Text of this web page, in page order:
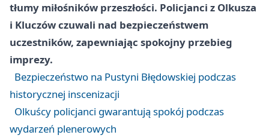
tłumy miłośników przeszłości. Policjanci z Olkusza
i Kluczów czuwali nad bezpieczeństwem
uczestników, zapewniając spokojny przebieg
imprezy.
Bezpieczeństwo na Pustyni Błędowskiej podczas
historycznej inscenizacji
Olkuścy policjanci gwarantują spokój podczas
wydarzeń plenerowych